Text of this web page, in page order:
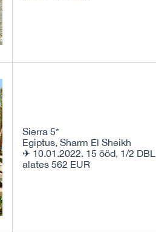
Sierra 5*
Egiptus, Sharm El Sheikh
✈ 10.01.2022. 15 ööd, 1/2 DBL
alates 562 EUR